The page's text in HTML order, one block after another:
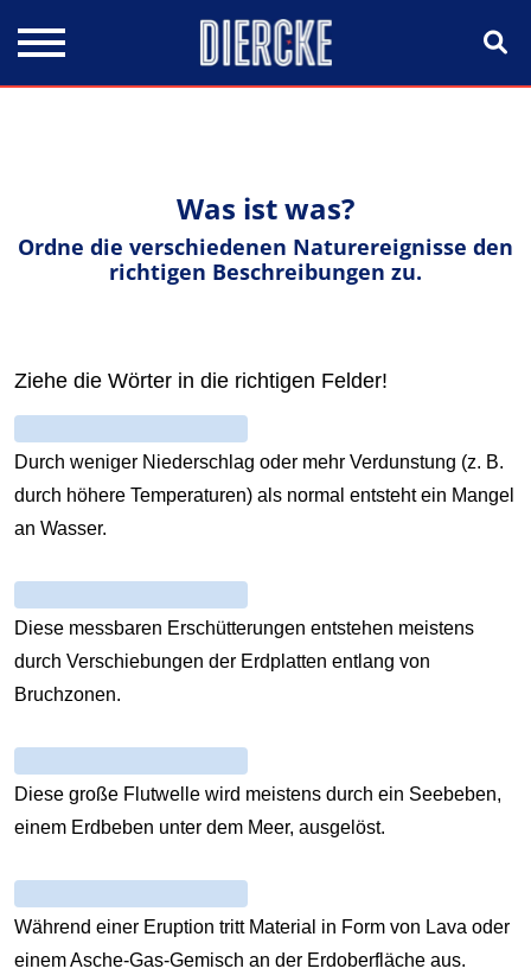
Was ist was?
Ordne die verschiedenen Naturereignisse den
richtigen Beschreibungen zu.